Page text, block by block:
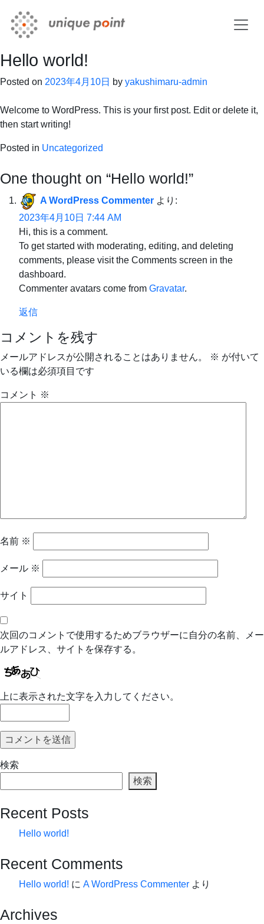
Hello world!
Posted on 2023年4月10日 by yakushimaru-admin
Welcome to WordPress. This is your first post. Edit or delete it,
then start writing!
Posted in Uncategorized
One thought on “Hello world!”
A WordPress Commenter より:
2023年4月10日 7:44 AM
Hi, this is a comment.
To get started with moderating, editing, and deleting
comments, please visit the Comments screen in the
dashboard.
Commenter avatars come from Gravatar.
返信
コメントを残す
メールアドレスが公開されることはありません。 ※ が付いて
いる欄は必須項目です
コメント ※
名前 ※
メール ※
サイト
次回のコメントで使用するためブラウザーに自分の名前、メー
ルアドレス、サイトを保存する。
上に表示された文字を入力してください。
検索
検索
Recent Posts
Hello world!
Recent Comments
Hello world! に A WordPress Commenter より
Archives